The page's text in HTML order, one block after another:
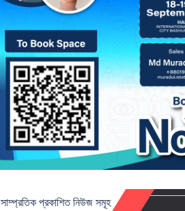
সাম্প্রতিক প্রকাশিত নিউজ সমূহ